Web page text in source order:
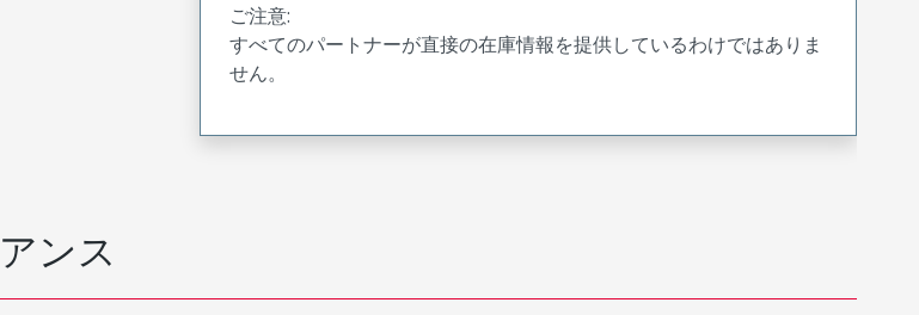
ご注意:
すべてのパートナーが直接の在庫情報を提供しているわけではありま
せん。
ンス